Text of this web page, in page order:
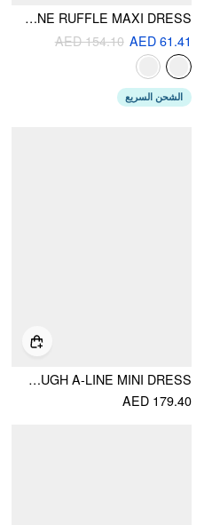
VELVET RHINESTONE RUFFLE MAXI DRESS
AED 61.41
AED 154.10
الشحن السريع
LINEN-BLEND SQUARE NECK LACE TRIM BUTTON THROUGH A-LINE MINI DRESS
AED 179.40